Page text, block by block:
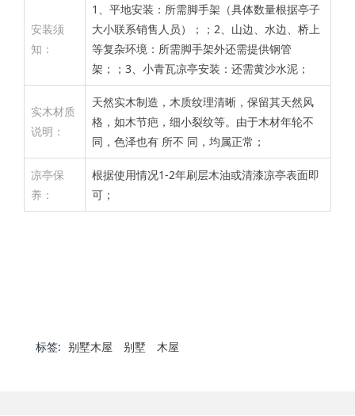
安装须
知：
1、平地安装：所需脚手架（具体数量根据亭子
大小联系销售人员）；；2、山边、水边、桥上
等复杂环境：所需脚手架外还需提供钢管
架；；3、小青瓦凉亭安装：还需黄沙水泥；
实木材质
说明：
天然实木制造，木质纹理清晰，保留其天然风
格，如木节疤，细小裂纹等。由于木材年轮不
同，色泽也有 所不 同，均属正常；
凉亭保
养：
根据使用情况1-2年刷层木油或清漆凉亭表面即
可；
标签: 别墅木屋 别墅 木屋